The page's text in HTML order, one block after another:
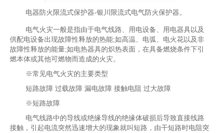
电器防火限流式保护器-银川限流式电气防火保护器。
电气火灾一般是指由于电气线路、用电设备、用电器具以及
供配电设备出现故障性释放的热能;如高温、电弧、电火花以及非
故障性释放的能量;如电热器具的炽热表面，在具备燃烧条件下引
燃本体或其他可燃物而造成的火灾。
※常见电气火灾的主要类型
短路故障 过载故障 漏电故障 接触电阻 过大故障
※短路故障
电气线路中的导线或绝缘导线的绝缘体破损后导致直接线路
接触，引起电流突然迅速增大的现象就叫短路，由干短路时电阻突